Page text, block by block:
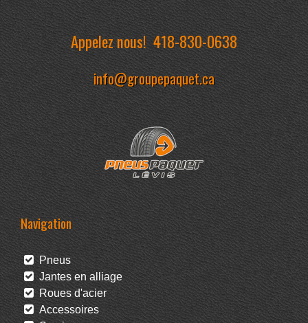
Appelez nous!418-830-0638
info@groupepaquet.ca
Navigation
Pneus
Jantes en alliage
Roues d'acier
Accessoires